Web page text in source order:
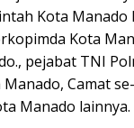
Kota Manado
Kota
pejabat TNI
Manado, Camat
Manado lainnya.